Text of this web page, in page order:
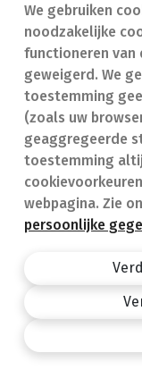
We gebruiken
noodzakelijke
functioneren van
geweigerd. We
toestemming
(zoals uw
geaggregeerde
toestemming
webpagina. Zie
persoonlijke
Vind een
Onze
Ziekten